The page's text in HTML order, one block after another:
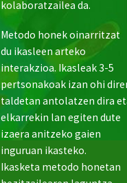
taldetan antolatzen dira eta
elkarrekin lan egiten dute
izaera anitzeko gaien
inguruan ikasteko.
Ikasketa metodo honetan
hezitzailearen laguntza
garrantzitsua da, prozesua
zuzentzen eta
gainbegiratzen baitu.